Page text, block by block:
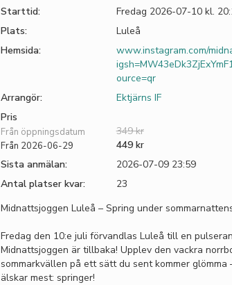
Starttid:
Fredag 2026-07-10 kl.
Plats:
Luleå
Hemsida:
www.instagram.com/
ource=qr
Arrangör:
Ektjärns IF
Pris
Från öppningsdatum 349 kr
Från 2026-06-29
449 kr
Sista anmälan:
2026-07-09 23:59
Antal platser kvar:
23
Midnattsjoggen Luleå – Spring under
Fredag den 10:e juli förvandlas Luleå till en
Midnattsjoggen är tillbaka! Upplev den vackra
sommarkvällen på ett sätt du sent kommer glömma
älskar mest: springer!